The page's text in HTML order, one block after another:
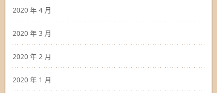
2020 年 4 月
2020 年 3 月
2020 年 2 月
2020 年 1 月